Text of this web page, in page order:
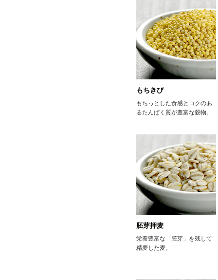
もちきび
もちっとした食感とコクのあ
るたんぱく質が豊富な穀物。
胚芽押麦
栄養豊富な「胚芽」を残して
精麦した麦。